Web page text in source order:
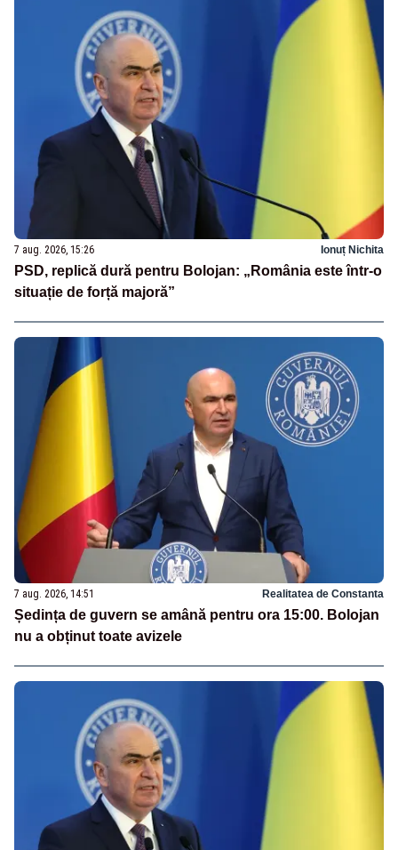
7 aug. 2026, 15:26 Ionuț Nichita
PSD, replică dură pentru Bolojan: „România este într-o
situație de forță majoră”
7 aug. 2026, 14:51 Realitatea de Constanta
Ședința de guvern se amână pentru ora 15:00. Bolojan
nu a obținut toate avizele